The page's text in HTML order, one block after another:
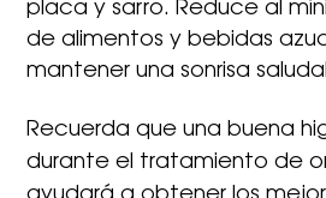
placa y sarro. Reduce al
de alimentos y bebidas
mantener una sonrisa
Recuerda que una buena
durante el tratamiento de